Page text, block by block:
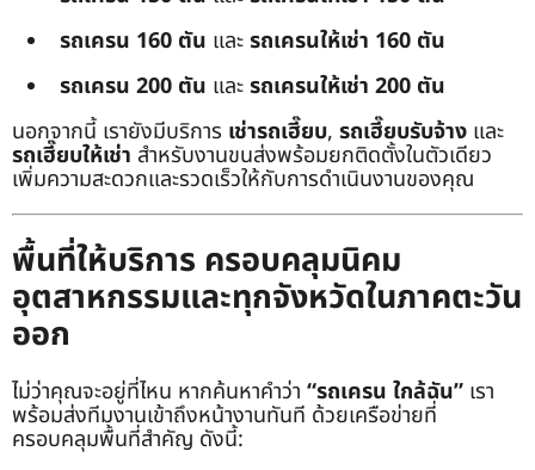
รถเครน 160 ตัน และรถเครนให้เช่า 160 ตัน
รถเครน 200 ตัน และรถเครนให้เช่า 200 ตัน
นอกจากนี้ เรายังมีบริการ เช่ารถเฮี๊ยบ, รถเฮี๊ยบรับจ้าง และ
รถเฮี๊ยบให้เช่า สำหรับงานขนส่งพร้อมยกติดตั้งในตัวเดียว
เพิ่มความสะดวกและรวดเร็วให้กับการดำเนินงานของคุณ
พื้นที่ให้บริการ ครอบคลุมนิคม
อุตสาหกรรมและทุกจังหวัดในภาคตะวัน
ออก
ไม่ว่าคุณจะอยู่ที่ไหน หากค้นหาคำว่า “รถเครน ใกล้ฉัน” เรา
พร้อมส่งทีมงานเข้าถึงหน้างานทันที ด้วยเครือข่ายที่
ครอบคลุมพื้นที่สำคัญ ดังนี้: